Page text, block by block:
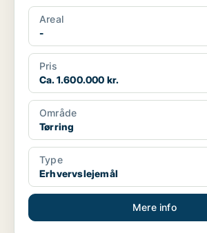
Areal
-
Pris
Ca. 1.600.000 kr.
Område
Tørring
Type
Erhvervslejemål
Mere info